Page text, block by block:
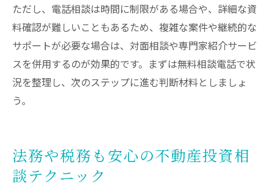
ただし、電話相談は時間に制限がある場合や、詳細な資
料確認が難しいこともあるため、複雑な案件や継続的な
サポートが必要な場合は、対面相談や専門家紹介サービ
スを併用するのが効果的です。まずは無料相談電話で状
況を整理し、次のステップに進む判断材料としましょ
う。
法務や税務も安心の不動産投資相
談テクニック